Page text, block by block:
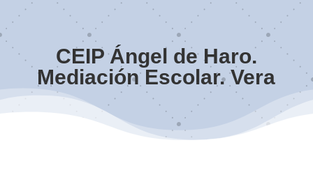
CEIP Ángel de Haro.
Mediación Escolar. Vera